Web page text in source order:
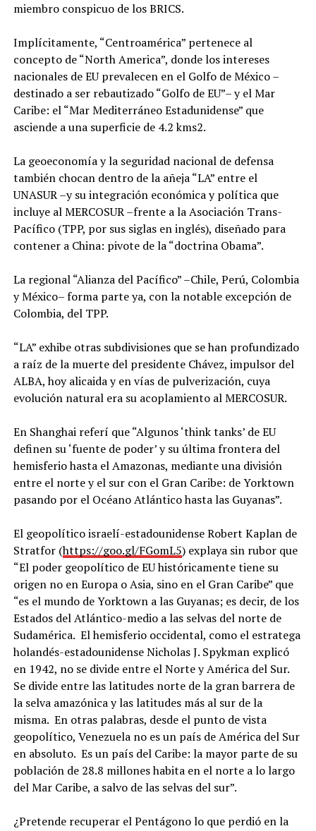
miembro conspicuo de los BRICS.
Implícitamente, “Centroamérica” pertenece al
concepto de “North America”, donde los intereses
nacionales de EU prevalecen en el Golfo de México –
destinado a ser rebautizado “Golfo de EU”– y el Mar
Caribe: el “Mar Mediterráneo Estadunidense” que
asciende a una superficie de 4.2 kms2.
La geoeconomía y la seguridad nacional de defensa
también chocan dentro de la añeja “LA” entre el
UNASUR –y su integración económica y política que
incluye al MERCOSUR –frente a la Asociación Trans-
Pacífico (TPP, por sus siglas en inglés), diseñado para
contener a China: pivote de la “doctrina Obama”.
La regional “Alianza del Pacífico” –Chile, Perú, Colombia
y México– forma parte ya, con la notable excepción de
Colombia, del TPP.
“LA” exhibe otras subdivisiones que se han profundizado
a raíz de la muerte del presidente Chávez, impulsor del
ALBA, hoy alicaida y en vías de pulverización, cuya
evolución natural era su acoplamiento al MERCOSUR.
En Shanghai referí que “Algunos ‘think tanks’ de EU
definen su ‘fuente de poder’ y su última frontera del
hemisferio hasta el Amazonas, mediante una división
entre el norte y el sur con el Gran Caribe: de Yorktown
pasando por el Océano Atlántico hasta las Guyanas”.
El geopolítico israelí-estadounidense Robert Kaplan de
Stratfor (https://goo.gl/FGomL5) explaya sin rubor que
“El poder geopolítico de EU históricamente tiene su
origen no en Europa o Asia, sino en el Gran Caribe” que
“es el mundo de Yorktown a las Guyanas; es decir, de los
Estados del Atlántico-medio a las selvas del norte de
Sudamérica. El hemisferio occidental, como el estratega
holandés-estadounidense Nicholas J. Spykman explicó
en 1942, no se divide entre el Norte y América del Sur.
Se divide entre las latitudes norte de la gran barrera de
la selva amazónica y las latitudes más al sur de la
misma. En otras palabras, desde el punto de vista
geopolítico, Venezuela no es un país de América del Sur
en absoluto. Es un país del Caribe: la mayor parte de su
población de 28.8 millones habita en el norte a lo largo
del Mar Caribe, a salvo de las selvas del sur”.
¿Pretende recuperar el Pentágono lo que perdió en la